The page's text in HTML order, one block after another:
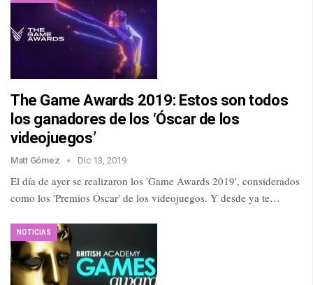
The Game Awards 2019: Estos son todos
los ganadores de los ‘Óscar de los
videojuegos’
Matt Gómez Dic 13, 2019
El día de ayer se realizaron los 'Game Awards 2019', considerados
como los 'Premios Óscar' de los videojuegos. Y desde ya te…
NOTICIAS